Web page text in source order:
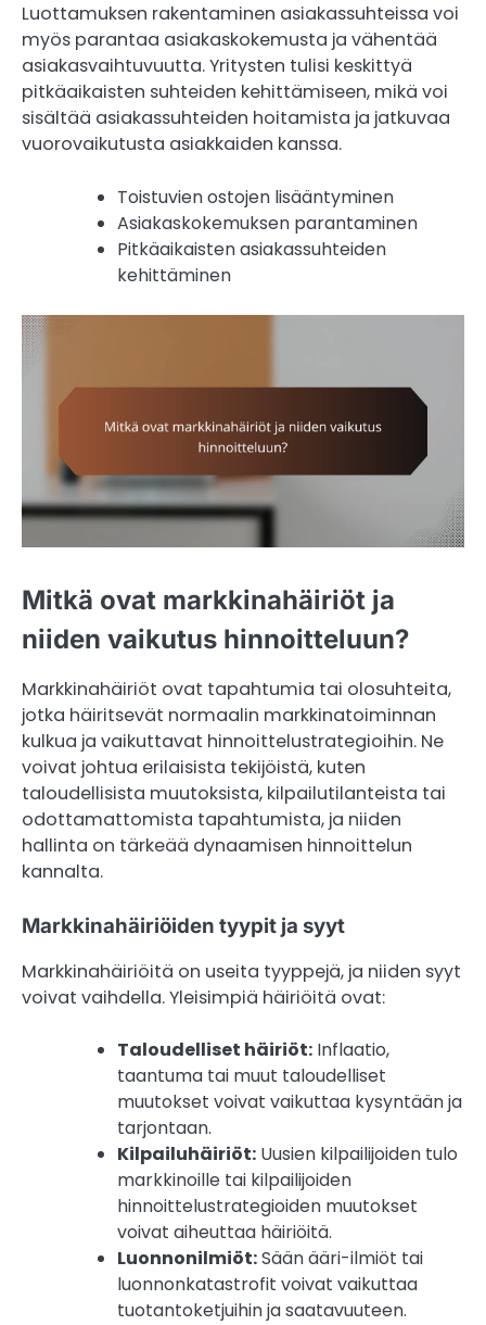
Luottamuksen rakentaminen asiakassuhteissa voi
myös parantaa asiakaskokemusta ja vähentää
asiakasvaihtuvuutta. Yritysten tulisi keskittyä
pitkäaikaisten suhteiden kehittämiseen, mikä voi
sisältää asiakassuhteiden hoitamista ja jatkuvaa
vuorovaikutusta asiakkaiden kanssa.
Toistuvien ostojen lisääntyminen
Asiakaskokemuksen parantaminen
Pitkäaikaisten asiakassuhteiden
kehittäminen
Mitkä ovat markkinahäiriöt ja
niiden vaikutus hinnoitteluun?
Markkinahäiriöt ovat tapahtumia tai olosuhteita,
jotka häiritsevät normaalin markkinatoiminnan
kulkua ja vaikuttavat hinnoittelustrategioihin. Ne
voivat johtua erilaisista tekijöistä, kuten
taloudellisista muutoksista, kilpailutilanteista tai
odottamattomista tapahtumista, ja niiden
hallinta on tärkeää dynaamisen hinnoittelun
kannalta.
Markkinahäiriöiden tyypit ja syyt
Markkinahäiriöitä on useita tyyppejä, ja niiden syyt
voivat vaihdella. Yleisimpiä häiriöitä ovat:
Taloudelliset häiriöt: Inflaatio,
taantuma tai muut taloudelliset
muutokset voivat vaikuttaa kysyntään ja
tarjontaan.
Kilpailuhäiriöt: Uusien kilpailijoiden tulo
markkinoille tai kilpailijoiden
hinnoittelustrategioiden muutokset
voivat aiheuttaa häiriöitä.
Luonnonilmiöt:Sään ääri-ilmiöt tai
luonnonkatastrofit voivat vaikuttaa
tuotantoketjuihin ja saatavuuteen.